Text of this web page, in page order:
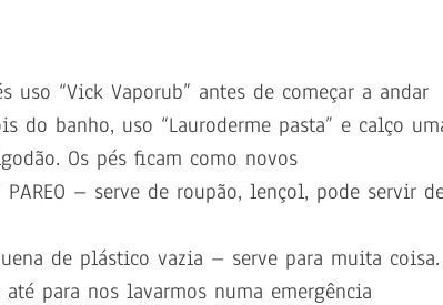
uso “Vick Vaporub” antes de começar a andar
do banho, uso “Lauroderme pasta” e calço
Os pés ficam como novos
PAREO – serve de roupão, lençol, pode servir
de plástico vazia – serve para muita
para nos lavarmos numa emergência